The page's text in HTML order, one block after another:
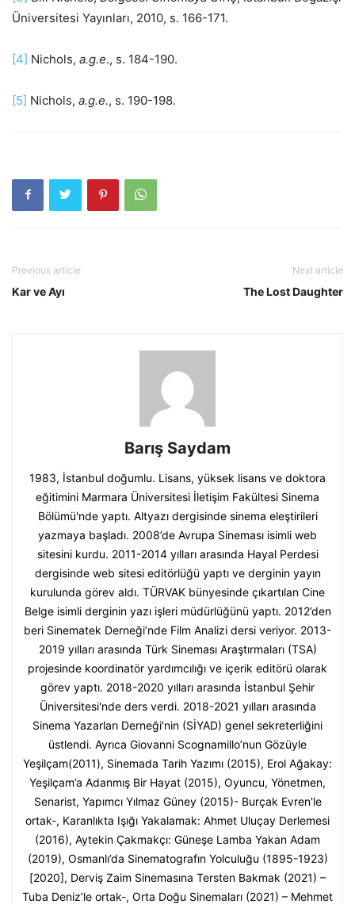
Üniversitesi Yayınları, 2010, s. 166-171.
[4] Nichols, a.g.e., s. 184-190.
[5] Nichols, a.g.e., s. 190-198.
Previous article
Kar ve Ayı
Next article
The Lost Daughter
Barış Saydam
1983, İstanbul doğumlu. Lisans, yüksek lisans ve doktora
eğitimini Marmara Üniversitesi İletişim Fakültesi Sinema
Bölümü'nde yaptı. Altyazı dergisinde sinema eleştirileri
yazmaya başladı. 2008’de Avrupa Sineması isimli web
sitesini kurdu. 2011-2014 yılları arasında Hayal Perdesi
dergisinde web sitesi editörlüğü yaptı ve derginin yayın
kurulunda görev aldı. TÜRVAK bünyesinde çıkartılan Cine
Belge isimli derginin yazı işleri müdürlüğünü yaptı. 2012’den
beri Sinematek Derneği’nde Film Analizi dersi veriyor. 2013-
2019 yılları arasında Türk Sineması Araştırmaları (TSA)
projesinde koordinatör yardımcılığı ve içerik editörü olarak
görev yaptı. 2018-2020 yılları arasında İstanbul Şehir
Üniversitesi'nde ders verdi. 2018-2021 yılları arasında
Sinema Yazarları Derneği'nin (SİYAD) genel sekreterliğini
üstlendi. Ayrıca Giovanni Scognamillo’nun Gözüyle
Yeşilçam(2011), Sinemada Tarih Yazımı (2015), Erol Ağakay:
Yeşilçam’a Adanmış Bir Hayat (2015), Oyuncu, Yönetmen,
Senarist, Yapımcı Yılmaz Güney (2015)- Burçak Evren'le
ortak-, Karanlıkta Işığı Yakalamak: Ahmet Uluçay Derlemesi
(2016), Aytekin Çakmakçı: Güneşe Lamba Yakan Adam
(2019), Osmanlı’da Sinematografın Yolculuğu (1895-1923)
[2020], Derviş Zaim Sinemasına Tersten Bakmak (2021) –
Tuba Deniz’le ortak-, Orta Doğu Sinemaları (2021) – Mehmet